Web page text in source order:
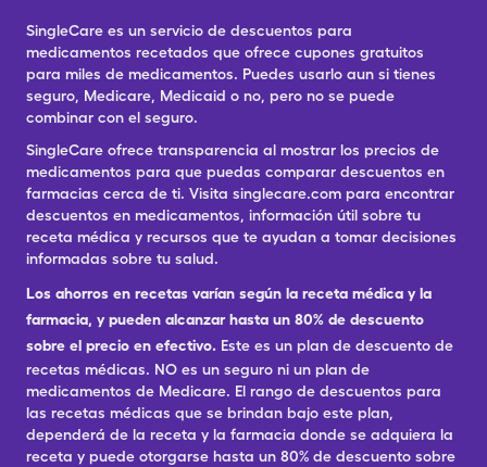
SingleCare es un servicio de descuentos para
medicamentos recetados que ofrece cupones gratuitos
para miles de medicamentos. Puedes usarlo aun si tienes
seguro, Medicare, Medicaid o no, pero no se puede
combinar con el seguro.
SingleCare ofrece transparencia al mostrar los precios de
medicamentos para que puedas comparar descuentos en
farmacias cerca de ti. Visita singlecare.com para encontrar
descuentos en medicamentos, información útil sobre tu
receta médica y recursos que te ayudan a tomar decisiones
informadas sobre tu salud.
Los ahorros en recetas varían según la receta médica y la
farmacia, y pueden alcanzar hasta un 80% de descuento
sobre el precio en efectivo. Este es un plan de descuento de
recetas médicas. NO es un seguro ni un plan de
medicamentos de Medicare. El rango de descuentos para
las recetas médicas que se brindan bajo este plan,
dependerá de la receta y la farmacia donde se adquiera la
receta y puede otorgarse hasta un 80% de descuento sobre